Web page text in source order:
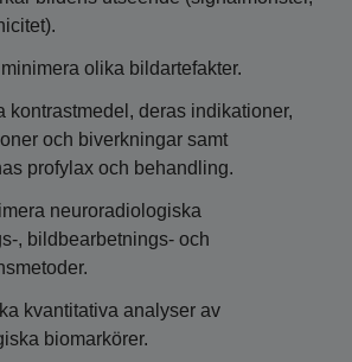
olika bildartefakter.
kontrastmedel, deras indikationer,
och biverkningar samt
profylax och behandling.
neuroradiologiska
, bildbearbetnings- och
kvantitativa analyser av
biomarkörer.